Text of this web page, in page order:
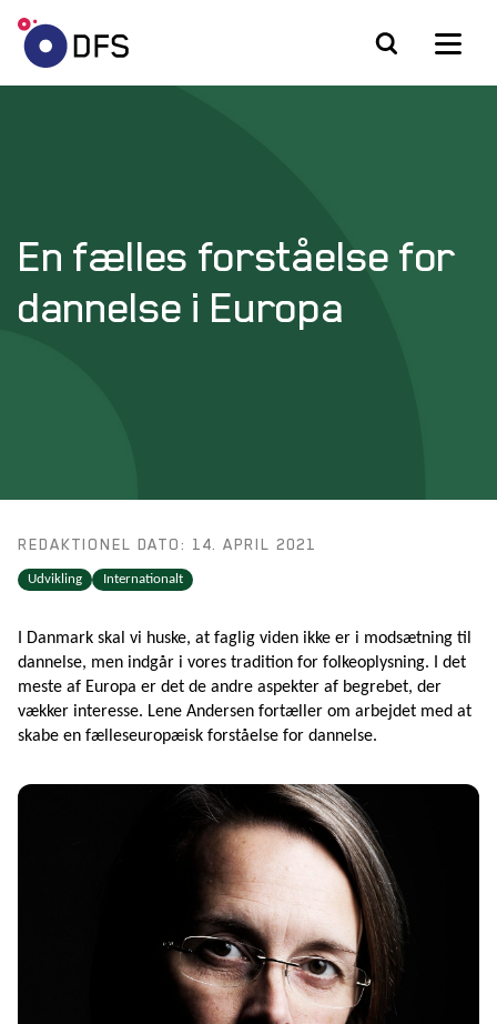
En fælles forståelse for
dannelse i Europa
REDAKTIONEL DATO: 14. APRIL 2021
Udvikling Internationalt
I Danmark skal vi huske, at faglig viden ikke er i modsætning til
dannelse, men indgår i vores tradition for folkeoplysning. I det
meste af Europa er det de andre aspekter af begrebet, der
vækker interesse. Lene Andersen fortæller om arbejdet med at
skabe en fælleseuropæisk forståelse for dannelse.